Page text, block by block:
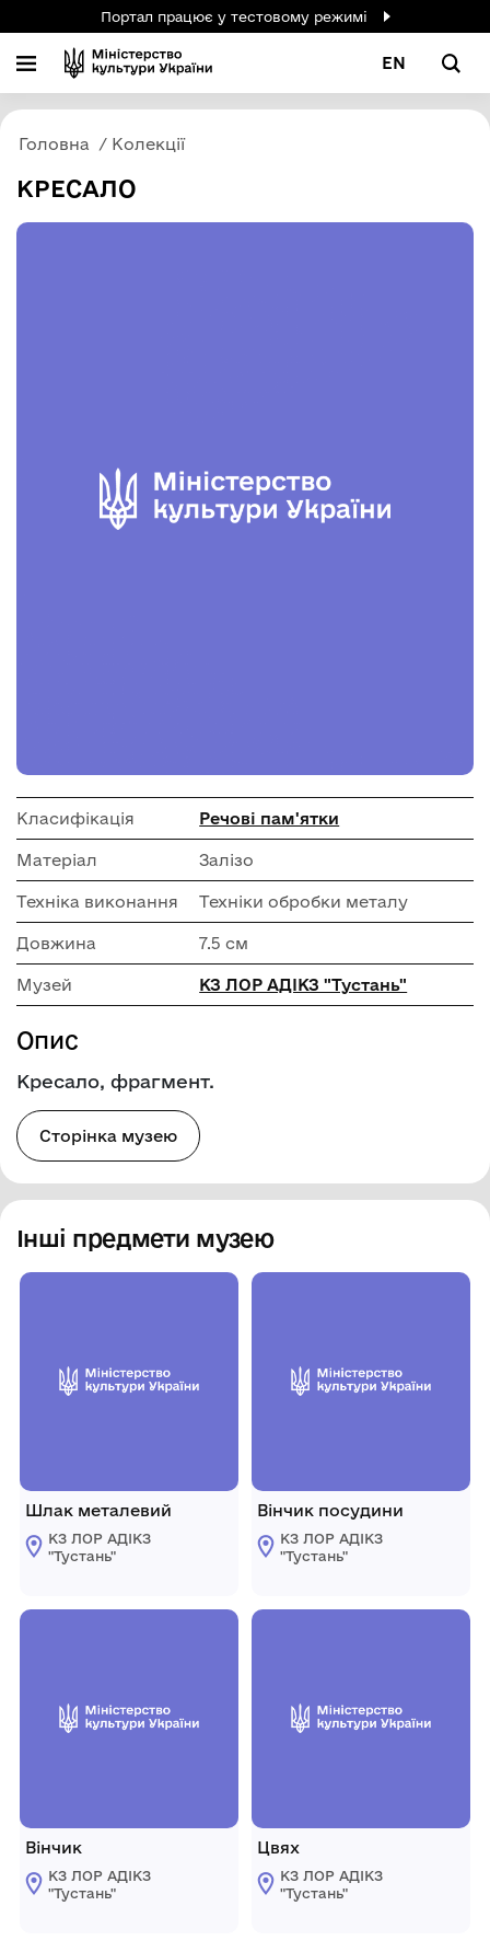
Портал працює у тестовому режимі
EN
Головна Колекції
КРЕСАЛО
Класифікація Речові пам'ятки
Матеріал Залізо
Техніка виконання Техніки обробки металу
Довжина 7.5 см
Музей КЗ ЛОР АДІКЗ "Тустань"
Опис
Кресало, фрагмент.
Сторінка музею
Інші предмети музею
Шлак металевий
КЗ ЛОР АДІКЗ
"Тустань"
Вінчик
КЗ ЛОР АДІКЗ
"Тустань"
Вінчик посудини
КЗ ЛОР АДІКЗ
"Тустань"
Цвях
КЗ ЛОР АДІКЗ
"Тустань"